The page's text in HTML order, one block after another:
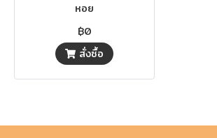
หอย
฿0
สั่งซื้อ